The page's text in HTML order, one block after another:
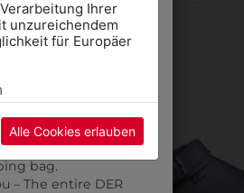
Ihrer
unzureichendem
für Europäer
Alle Cookies erlauben
WALTER Team
may be a wait.
bag.
– The entire DER